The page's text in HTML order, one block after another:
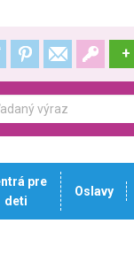
+
pre
deti
Oslavy